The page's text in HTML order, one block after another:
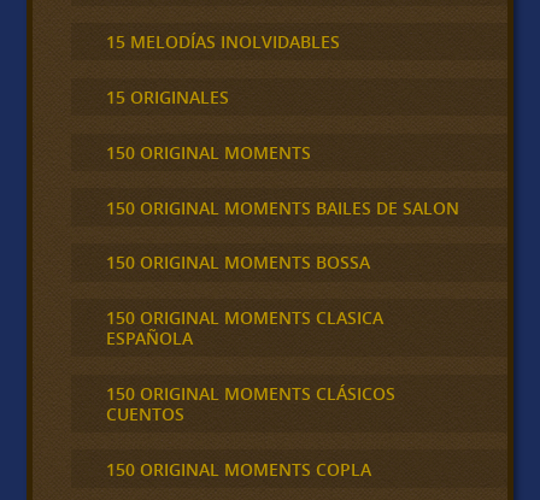
15 MELODÍAS INOLVIDABLES
15 ORIGINALES
150 ORIGINAL MOMENTS
150 ORIGINAL MOMENTS BAILES DE SALON
150 ORIGINAL MOMENTS BOSSA
150 ORIGINAL MOMENTS CLASICA
ESPAÑOLA
150 ORIGINAL MOMENTS CLÁSICOS
CUENTOS
150 ORIGINAL MOMENTS COPLA